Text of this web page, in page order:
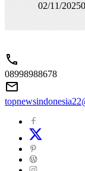
02/11/2025
08998988678